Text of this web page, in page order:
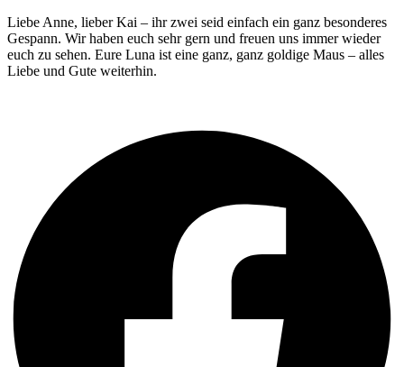
Liebe Anne, lieber Kai – ihr zwei seid einfach ein ganz besonderes
Gespann. Wir haben euch sehr gern und freuen uns immer wieder
euch zu sehen. Eure Luna ist eine ganz, ganz goldige Maus – alles
Liebe und Gute weiterhin.